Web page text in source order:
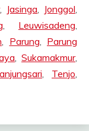
, Jasinga, Jonggol,
, Leuwisadeng,
, Parung, Parung
, Sukamakmur,
, Tenjo,